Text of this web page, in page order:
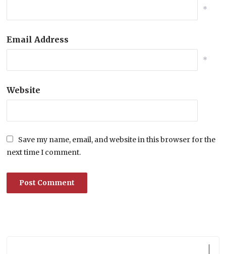
*
Email Address
*
Website
Save my name, email, and website in this browser for the
next time I comment.